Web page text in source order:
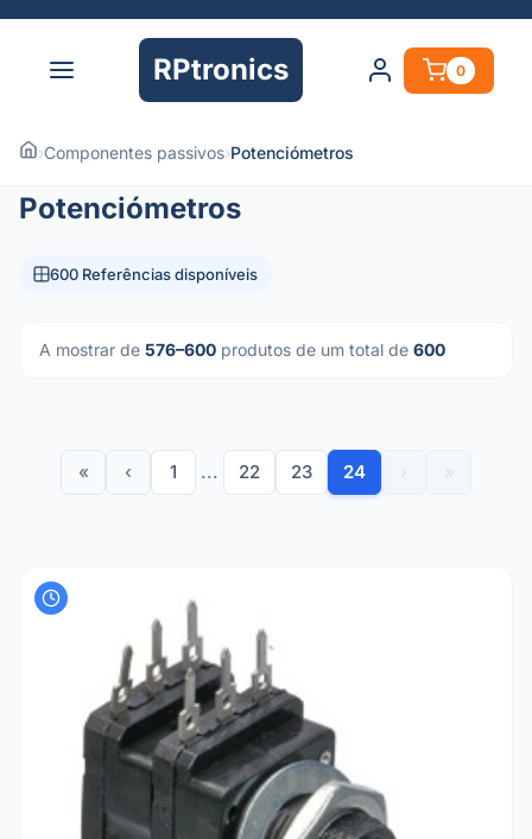
RPtronics 0
›Componentes passivos›Potenciómetros
Potenciómetros
600 Referências disponíveis
A mostrar de 576–600 produtos de um total de 600
« ‹ 1 ... 22 23 24